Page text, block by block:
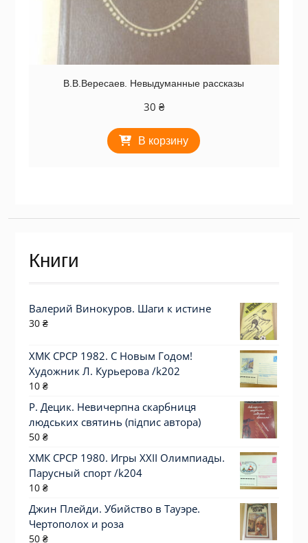
В.В.Вересаев. Невыдуманные рассказы
30 ₴
В корзину
Книги
Валерий Винокуров. Шаги к истине
30 ₴
ХМК СРСР 1982. С Новым Годом!
Художник Л. Курьерова /k202
10 ₴
Р. Децик. Невичерпна скарбниця
людських святинь (підпис автора)
50 ₴
ХМК СРСР 1980. Игры XXII Олимпиады.
Парусный спорт /k204
10 ₴
Джин Плейди. Убийство в Тауэре.
Чертополох и роза
50 ₴